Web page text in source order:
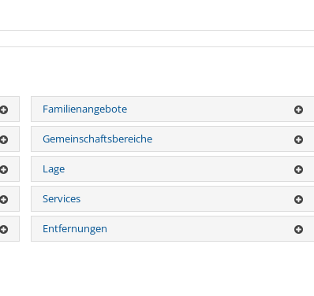
Familienangebote
Gemeinschaftsbereiche
Lage
Services
Entfernungen